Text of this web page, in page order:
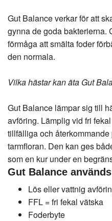
Gut Balance verkar för att
gynna de goda bakterierna.
förmåga att smälta foder
den normala.
Vilka hästar kan äta Gut
Gut Balance lämpar sig till
avföring. Lämplig vid fri
tillfälliga och
tarmfloran. Den kan ges
som en kur under en
Gut Balance
Lös eller vattnig
FFL = fri fekal vätska
Foderbyte